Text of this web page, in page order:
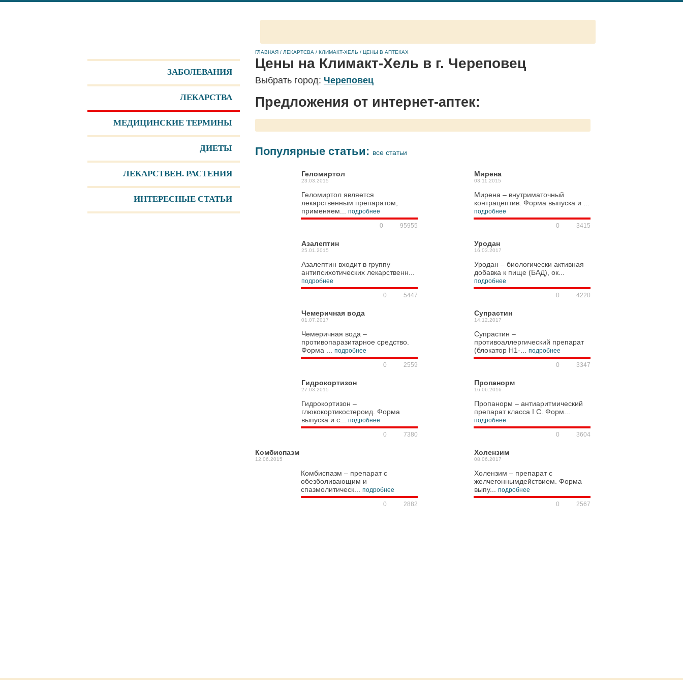
ГЛАВНАЯ / ЛЕКАРТСВА / КЛИМАКТ-ХЕЛЬ / ЦЕНЫ В АПТЕКАХ
Цены на Климакт-Хель в г. Череповец
Выбрать город: Череповец
Предложения от интернет-аптек:
Популярные статьи: все статьи
Геломиртол
23.03.2015
Геломиртол является
лекарственным препаратом,
применяем... подробнее
95955
0
Мирена
03.11.2015
Мирена – внутриматочный
контрацептив. Форма выпуска и ...
подробнее
3415
0
Азалептин
25.01.2015
Азалептин входит в группу
антипсихотических лекарственн...
подробнее
5447
0
Уродан
16.03.2017
Уродан – биологически активная
добавка к пище (БАД), ок...
подробнее
4220
0
Чемеричная вода
01.07.2017
Чемеричная вода –
противопаразитарное средство.
Форма ... подробнее
2559
0
Супрастин
14.12.2017
Супрастин –
противоаллергический препарат
(блокатор H1-... подробнее
3347
0
Гидрокортизон
27.03.2015
Гидрокортизон –
глюкокортикостероид. Форма
выпуска и с... подробнее
7380
0
Пропанорм
16.06.2016
Пропанорм – антиаритмический
препарат класса I C. Форм...
подробнее
3604
0
Комбиспазм
12.06.2015
Комбиспазм – препарат с
обезболивающим и
спазмолитическ... подробнее
2882
0
Холензим
08.06.2017
Холензим – препарат с
желчегоннымдействием. Форма
выпу... подробнее
2567
0
ЗАБОЛЕВАНИЯ
ЛЕКАРСТВА
МЕДИЦИНСКИЕ ТЕРМИНЫ
ДИЕТЫ
ЛЕКАРCТВЕН. РАСТЕНИЯ
ИНТЕРЕСНЫЕ СТАТЬИ